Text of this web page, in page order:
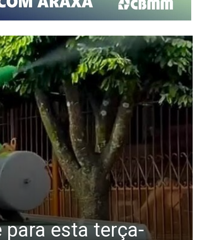
esta terça-